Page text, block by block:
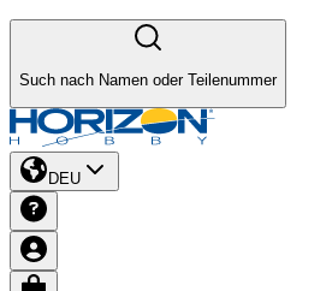
Such nach Namen oder Teilenummer
DEU